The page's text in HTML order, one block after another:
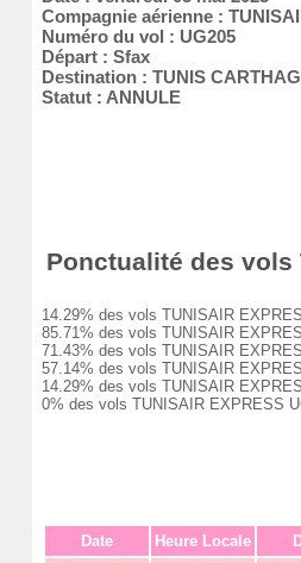
Compagnie aérienne :
Numéro du vol : UG205
Départ : Sfax
Destination : TUNIS
Statut : ANNULE
Ponctualité des vols
14.29% des vols TUNISAIR
85.71% des vols TUNISAIR
71.43% des vols TUNISAIR
57.14% des vols TUNISAIR
14.29% des vols TUNISAIR
0% des vols TUNISAIR EXPRESS
Date Heure Locale